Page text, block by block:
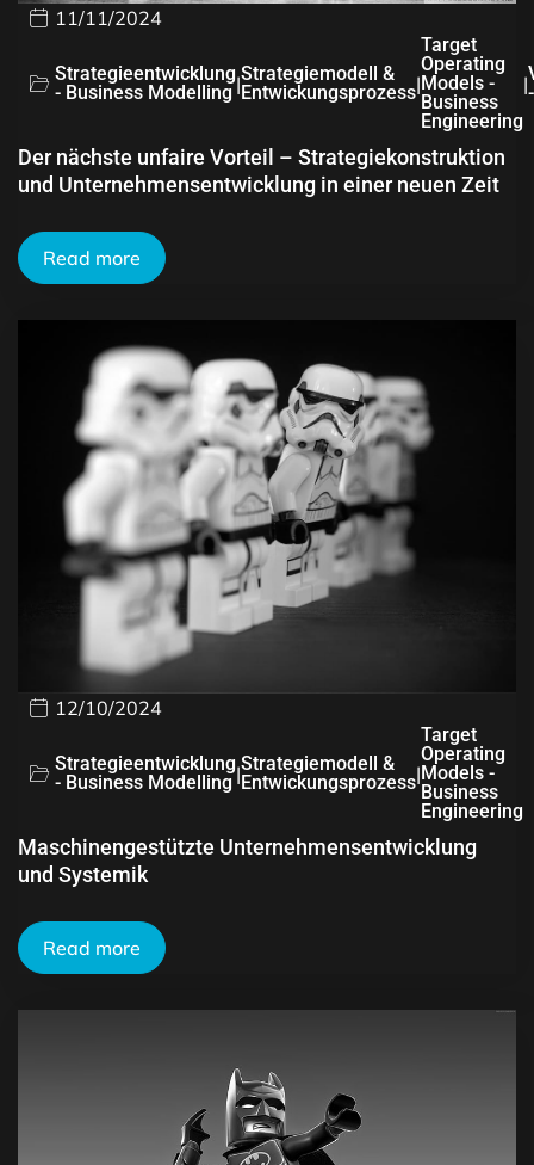
11/11/2024
Strategieentwicklung
- Business Modelling |Strategiemodell &
Entwickungsprozess|
Target
Operating
Models -
Business
Engineering
|
Der nächste unfaire Vorteil – Strategiekonstruktion
und Unternehmensentwicklung in einer neuen Zeit
Read more
12/10/2024
Strategieentwicklung
- Business Modelling |Strategiemodell &
Entwickungsprozess|
Target
Operating
Models -
Business
Engineering
Maschinengestützte Unternehmensentwicklung
und Systemik
Read more